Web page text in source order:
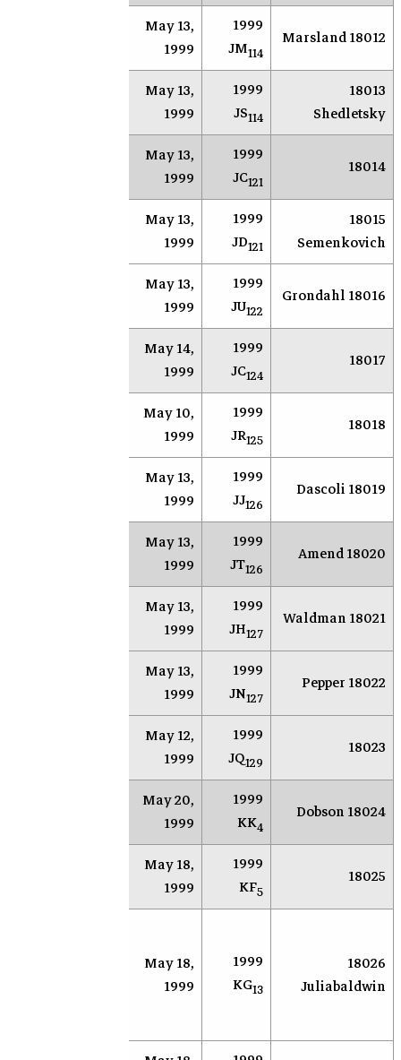
18012 Marsland
1999
JM114
May 13,
1999
18013
Shedletsky
1999
JS114
May 13,
1999
18014
1999
JC121
May 13,
1999
18015
Semenkovich
1999
JD121
May 13,
1999
18016 Grondahl
1999
JU122
May 13,
1999
18017
1999
JC124
May 14,
1999
18018
1999
JR125
May 10,
1999
18019 Dascoli
1999
JJ126
May 13,
1999
18020 Amend
1999
JT126
May 13,
1999
18021 Waldman
1999
JH127
May 13,
1999
18022 Pepper
1999
JN127
May 13,
1999
18023
1999
JQ129
May 12,
1999
18024 Dobson
1999
KK4
May 20,
1999
18025
1999
KF5
May 18,
1999
18026
Juliabaldwin
1999
KG13
May 18,
1999